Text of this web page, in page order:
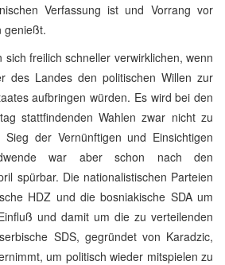
Verfassung ist und Vorrang vor
genießt.
freilich schneller verwirklichen, wenn
des Landes den politischen Willen zur
aufbringen würden. Es wird bei den
stattfindenden Wahlen zwar nicht zu
Sieg der Vernünftigen und Einsichtigen
war aber schon nach den
spürbar. Die nationalistischen Parteien
HDZ und die bosniakische SDA um
und damit um die zu verteilenden
SDS, gegründet von Karadzic,
um politisch wieder mitspielen zu